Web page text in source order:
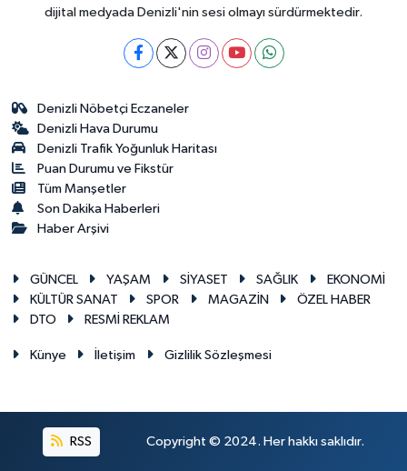
dijital medyada Denizli'nin sesi olmayı sürdürmektedir.
Denizli Nöbetçi Eczaneler
Denizli Hava Durumu
Denizli Trafik Yoğunluk Haritası
Puan Durumu ve Fikstür
Tüm Manşetler
Son Dakika Haberleri
Haber Arşivi
GÜNCEL YAŞAM SİYASET SAĞLIK
EKONOMİ
KÜLTÜR SANAT
SPOR MAGAZİN
ÖZEL HABER
DTO
RESMİ REKLAM
Künye İletişim Gizlilik Sözleşmesi
RSS Copyright © 2024. Her hakkı saklıdır.